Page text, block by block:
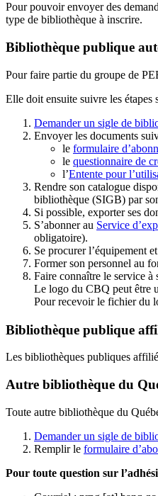
Pour pouvoir envoyer des
type de bibliothèque à inscrire.
Bibliothèque publique
Pour faire partie du groupe de
Elle doit ensuite suivre les étapes
Demander un sigle de
Envoyer les documents
le formulaire
le questionnaire de
l’Entente pour
Rendre son catalogue
bibliothèque (SIGB) par
Si possible, exporter ses
S’abonner au Service
obligatoire).
Se procurer l’équipement
Former son personnel au
Faire connaître le service
Le logo du CBQ peut être
Pour recevoir le fichier du
Bibliothèque publique
Les bibliothèques publiques
Autre bibliothèque du
Toute autre bibliothèque du
Demander un sigle de
Remplir le formulaire
Pour toute question sur